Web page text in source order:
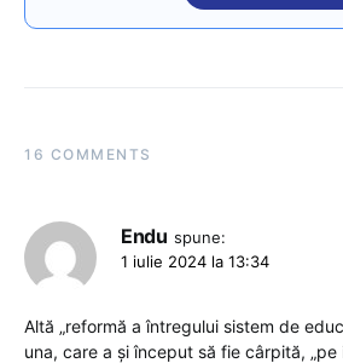
16 COMMENTS
Endu spune:
1 iulie 2024 la 13:34
Altă „reformă a întregului sistem de
una, care a și început să fie cârpită,